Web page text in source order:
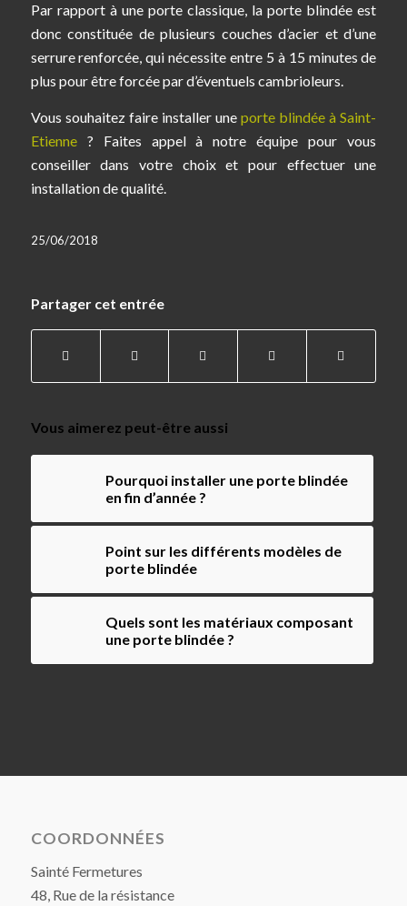
Par rapport à une porte classique, la porte blindée est
donc constituée de plusieurs couches d’acier et d’une
serrure renforcée, qui nécessite entre 5 à 15 minutes de
plus pour être forcée par d’éventuels cambrioleurs.
Vous souhaitez faire installer uneporte blindée à Saint-
Etienne? Faites appel à notre équipe pour vous
conseiller dans votre choix et pour effectuer une
installation de qualité.
25/06/2018
Partager cet entrée
Vous aimerez peut-être aussi
Pourquoi installer une porte blindée
en fin d’année ?
Point sur les différents modèles de
porte blindée
Quels sont les matériaux composant
une porte blindée ?
COORDONNÉES
Sainté Fermetures
48, Rue de la résistance